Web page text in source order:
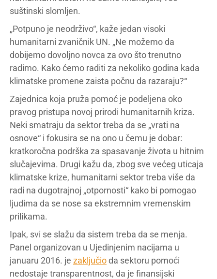
suštinski slomljen.
„Potpuno je neodrživo“, kaže jedan visoki
humanitarni zvaničnik UN. „Ne možemo da
dobijemo dovoljno novca za ovo što trenutno
radimo. Kako ćemo raditi za nekoliko godina kada
klimatske promene zaista počnu da razaraju?“
Zajednica koja pruža pomoć je podeljena oko
pravog pristupa novoj prirodi humanitarnih kriza.
Neki smatraju da sektor treba da se „vrati na
osnove“ i fokusira se na ono u čemu je dobar:
kratkoročna podrška za spasavanje života u hitnim
slučajevima. Drugi kažu da, zbog sve većeg uticaja
klimatske krize, humanitarni sektor treba više da
radi na dugotrajnoj „otpornosti“ kako bi pomogao
ljudima da se nose sa ekstremnim vremenskim
prilikama.
Ipak, svi se slažu da sistem treba da se menja.
Panel organizovan u Ujedinjenim nacijama u
januaru 2016. je zaključio da sektoru pomoći
nedostaje transparentnost, da je finansijski